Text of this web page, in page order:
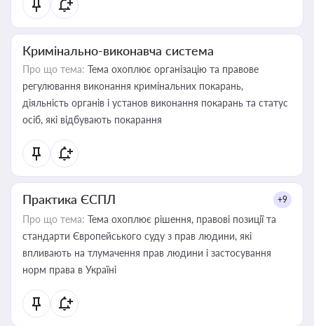
Кримінально-виконавча система
Про що тема: Тема охоплює організацію та правове
регулювання виконання кримінальних покарань,
діяльність органів і установ виконання покарань та статус
осіб, які відбувають покарання
Практика ЄСПЛ +9
Про що тема: Тема охоплює рішення, правові позиції та
стандарти Європейського суду з прав людини, які
впливають на тлумачення прав людини і застосування
норм права в Україні